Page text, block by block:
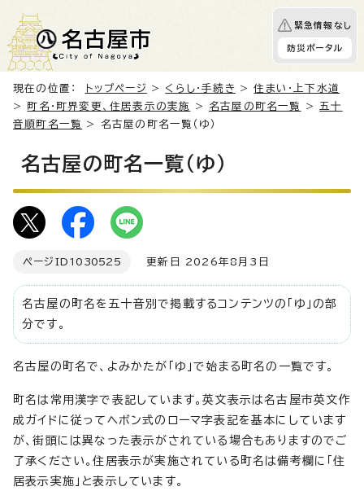
緊急情報なし
防災ポータル
現在の位置： トップページ > くらし・手続き >住まい・上下水道
>
町名・町界変更、住居表示の実施 > 名古屋の町名一覧 > 五十
音順町名一覧
> 名古屋の町名一覧（ゆ）
名古屋の町名一覧（ゆ）
ページID 1030525 更新日 2026年8月3日
名古屋の町名を五十音別で掲載するコンテンツの「ゆ」の部
分です。
名古屋の町名で、よみかたが「ゆ」で始まる町名の一覧です。
町名は常用漢字で表記しています。英文表示は名古屋市英文作
成ガイドに従ってヘボン式のローマ字表記を基本にしています
が、街頭には異なった表示がされている場合もありますのでご
了承ください。住居表示が実施されている町名は備考欄に「住
居表示実施」と表示しています。